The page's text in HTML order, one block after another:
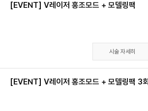
[EVENT] V레이저 홍조모드 + 모델링팩
시술 자세히
[EVENT] V레이저 홍조모드 + 모델링팩 3회